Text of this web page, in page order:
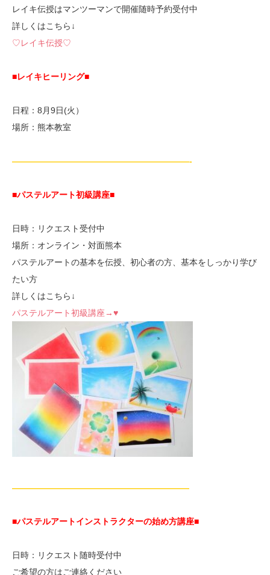
レイキ伝授はマンツーマンで開催随時予約受付中
詳しくはこちら↓
♡レイキ伝授♡
■レイキヒーリング■
日程：8月9日(火）
場所：熊本教室
—————————————————————-
■パステルアート初級講座■
日時：リクエスト受付中
場所：オンライン・対面熊本
パステルアートの基本を伝授、初心者の方、基本をしっかり学び
たい方
詳しくはこちら↓
パステルアート初級講座→♥
—————————————————————
■パステルアートインストラクターの始め方講座■
日時：リクエスト随時受付中
ご希望の方はご連絡ください